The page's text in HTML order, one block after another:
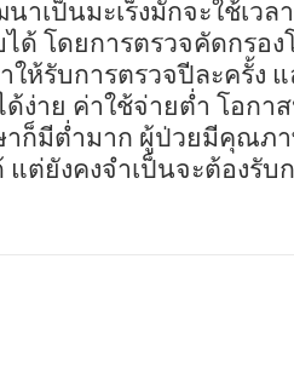
าเป็นมะเร็งมักจะใช้เว
ด้ โดยการตรวจคัดกรอง
ห้รับการตรวจปีละครั้ง
ง่าย ค่าใช้จ่ายต่ำ โอกา
ก็มีต่ำมาก ผู้ป่วยมีคุณภ
ต่ยังคงจำเป็นจะต้องรับ